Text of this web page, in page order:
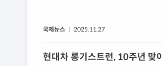
국제뉴스 2025.11.27
현대차 롱기스트런, 10주년